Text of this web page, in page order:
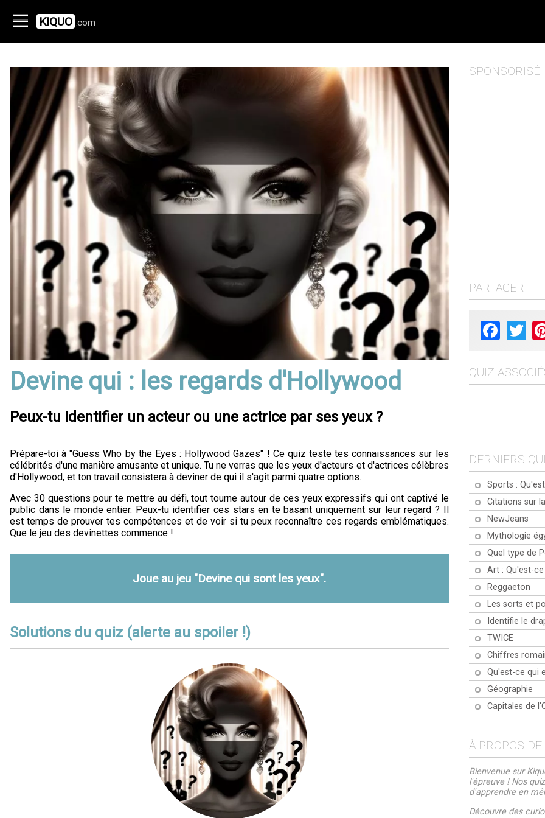
KIQUO .com
Devine qui : les regards d'Hollywood
Peux-tu identifier un acteur ou une actrice par ses yeux ?
Prépare-toi à "Guess Who by the Eyes : Hollywood Gazes" ! Ce quiz teste tes connaissances sur les
célébrités d'une manière amusante et unique. Tu ne verras que les yeux d'acteurs et d'actrices célèbres
d'Hollywood, et ton travail consistera à deviner de qui il s'agit parmi quatre options.
Avec 30 questions pour te mettre au défi, tout tourne autour de ces yeux expressifs qui ont captivé le
public dans le monde entier. Peux-tu identifier ces stars en te basant uniquement sur leur regard ? Il
est temps de prouver tes compétences et de voir si tu peux reconnaître ces regards emblématiques.
Que le jeu des devinettes commence !
Joue au jeu "Devine qui sont les yeux".
Solutions du quiz (alerte au spoiler !)
SPONSORISÉ
PARTAGER
Facebook
QUIZ
DERNIERS
Sports :
Citations sur
NewJeans
Mythologie
Quel type de
Art : Qu'est-
Reggaeton
Les sorts et
Identifie le
TWICE
Chiffres
Qu'est-ce qui
Géographie
Capitales de
À PROPOS DE
Bienvenue sur
l'épreuve ! Nos
d'apprendre en
Découvre des